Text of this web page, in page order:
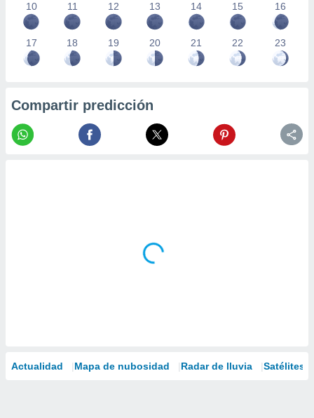
10
11 12 13 14 15 16
17 18 19 20 21 22 23
Compartir predicción
Actualidad Mapa de nubosidad Radar de lluvia Satélites